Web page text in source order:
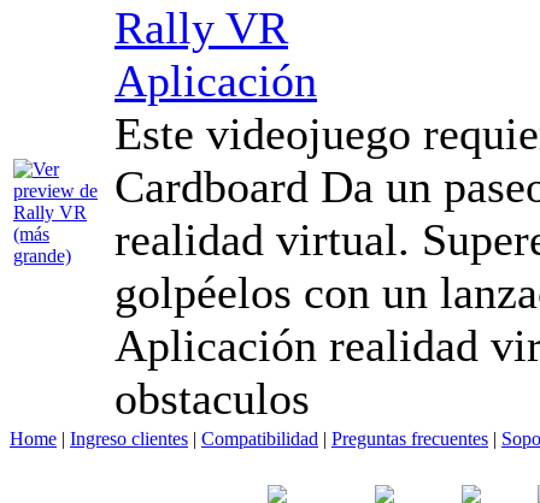
Rally VR
Aplicación
Este videojuego
Cardboard Da un
realidad virtual.
golpéelos con un
Aplicación realidad
obstaculos
Home | Ingreso clientes | Compatibilidad | Preguntas frecuentes |